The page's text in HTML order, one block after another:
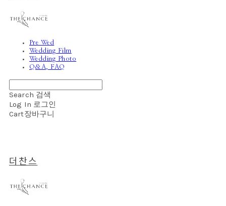
Pre Wed
Wedding Film
Wedding Photo
Q&A, FAQ
Search 검색
Log In 로그인
Cart장바구니
더찬스